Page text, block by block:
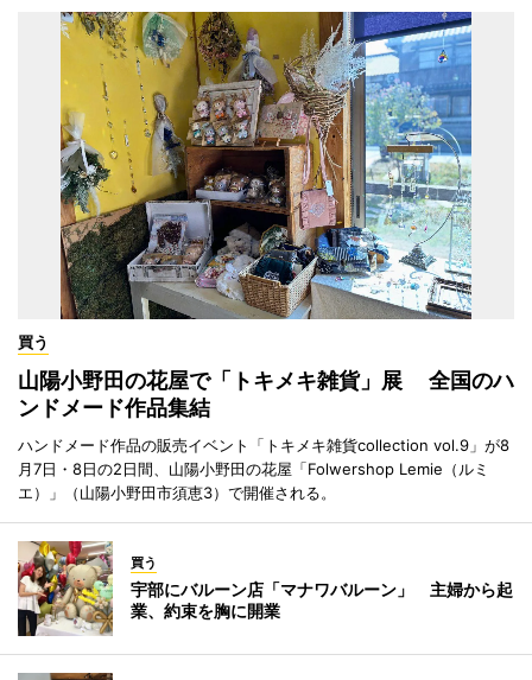
買う
山陽小野田の花屋で「トキメキ雑貨」展 全国のハ
ンドメード作品集結
ハンドメード作品の販売イベント「トキメキ雑貨collection vol.9」が8
月7日・8日の2日間、山陽小野田の花屋「Folwershop Lemie（ルミ
エ）」（山陽小野田市須恵3）で開催される。
買う
宇部にバルーン店「マナワバルーン」 主婦から起
業、約束を胸に開業